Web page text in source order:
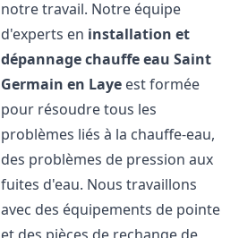
notre travail. Notre équipe
d'experts en installation et
dépannage chauffe eau Saint
Germain en Laye est formée
pour résoudre tous les
problèmes liés à la chauffe-eau,
des problèmes de pression aux
fuites d'eau. Nous travaillons
avec des équipements de pointe